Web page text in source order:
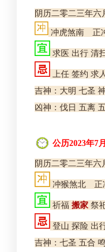
阴历二零二三年
冲虎煞南 正
求医 出行 清
上任 签约 求
吉神：大明 七圣
凶神：伐日 五离
公历2023年7
阴历二零二三年
冲猴煞北 正
祈福 搬家 祭
登山 探险 出
吉神：七圣 五合